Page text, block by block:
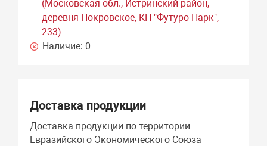
(Московская обл., Истринский район,
деревня Покровское, КП "Футуро Парк",
233)
Наличие: 0
Доставка продукции
Доставка продукции по территории
Евразийского Экономического Союза